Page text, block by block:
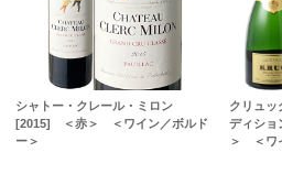
シャトー・クレール・ミロン
[2015] ＜赤＞ ＜ワイン／ボルド
ー＞
クリュ
ディシ
＞ ＜ワ